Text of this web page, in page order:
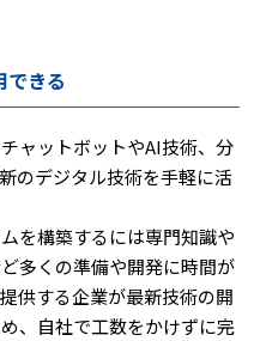
できる
ャットボットやAI技術、分
のデジタル技術を手軽に活
を構築するには専門知識や
多くの準備や開発に時間が
供する企業が最新技術の開
、自社で工数をかけずに完